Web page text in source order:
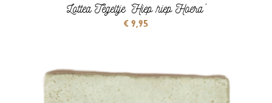
Lottea Tegeltje ‘Hiep hiep Hoera’
€9,95